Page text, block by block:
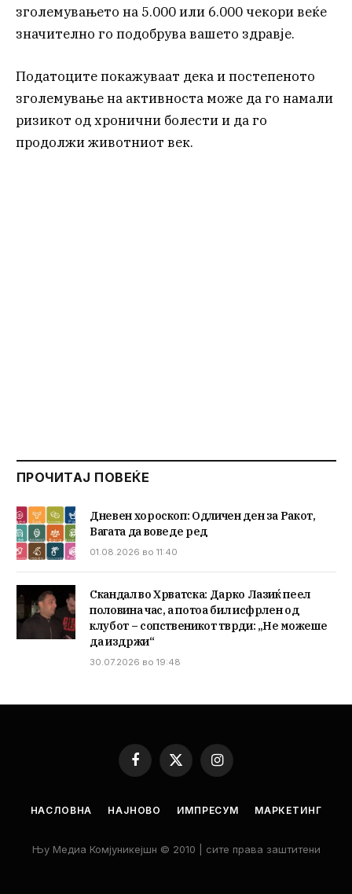
зголемувањето на 5.000 или 6.000 чекори веќе
значително го подобрува вашето здравје.
Податоците покажуваат дека и постепеното
зголемување на активноста може да го намали
ризикот од хронични болести и да го
продолжи животниот век.
ПРОЧИТАЈ ПОВЕЌЕ
Дневен хороскоп: Одличен ден за Ракот,
Вагата да воведе ред
01.08.2026 во 11:40
Скандал во Хрватска: Дарко Лазиќ пеел
половина час, а потоа бил исфрлен од
клубот – сопственикот тврди: „Не можеше
да издржи“
30.07.2026 во 19:48
Facebook
X
Instagram
НАСЛОВНА НАЈНОВО ИМПРЕСУМ МАРКЕТИНГ
Њу Медиа Комјуникејшн © 2010 | сите права заштитени